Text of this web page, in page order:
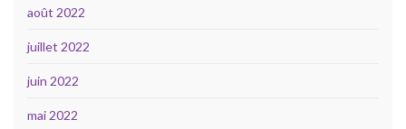
août 2022
juillet 2022
juin 2022
mai 2022